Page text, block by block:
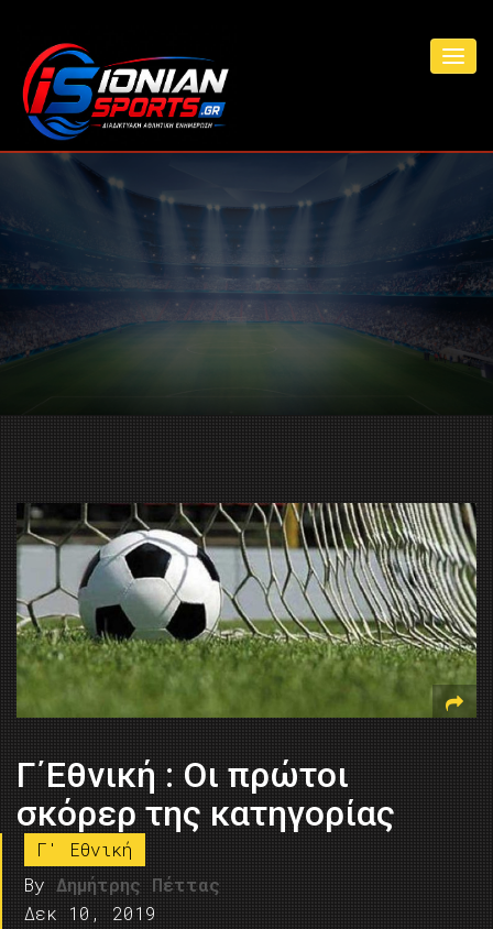
Γ΄Εθνική : Οι πρώτοι
σκόρερ της κατηγορίας
Γ' Εθνική
By Δημήτρης Πέττας
Δεκ 10, 2019